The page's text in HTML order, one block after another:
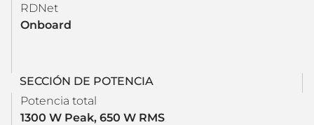
RDNet
Onboard
SECCIÓN DE POTENCIA
Potencia total
1300 W Peak, 650 W RMS